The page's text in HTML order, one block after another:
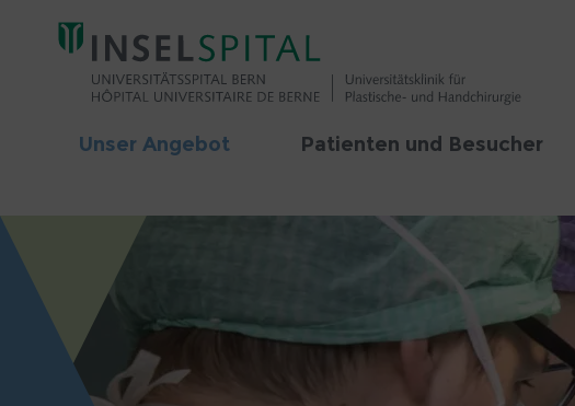
Unser Angebot Patienten und Besucher